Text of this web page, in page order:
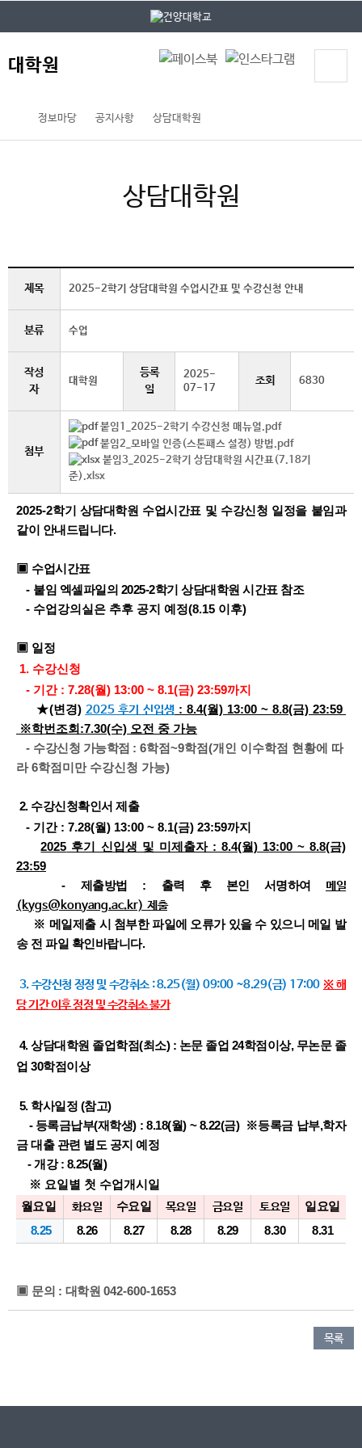
대학원
정보마당 공지사항 상담대학원
상담대학원
제목 2025-2학기 상담대학원 수업시간표 및 수강신청 안내
분류 수업
작성
자
대학원
등록
일
2025-
07-17
조회 6830
첨부
붙임1_2025-2학기 수강신청 매뉴얼.pdf
붙임2_모바일 인증(스톤패스 설정) 방법.pdf
붙임3_2025-2학기 상담대학원 시간표(7.18기
준).xlsx
2025-2학기 상담대학원 수업시간표 및 수강신청 일정을 붙임과
같이 안내드립니다.
▣ 수업시간표
- 붙임 엑셀파일의 2025-2학기 상담대학원 시간표 참조
- 수업강의실은 추후 공지 예정(8.15 이후)
▣ 일정
1. 수강신청
- 기간 : 7.28(월) 13:00 ~ 8.1(금) 23:59까지
★(변경) 2025후기 신입생 : 8.4(월) 13:00 ~ 8.8(금) 23:59
※학번조회:7.30(수) 오전 중 가능
- 수강신청 가능학점 : 6학점~9학점(개인 이수학점 현황에 따
라 6학점미만 수강신청 가능)
2. 수강신청확인서 제출
- 기간 : 7.28(월) 13:00 ~ 8.1(금) 23:59까지
2025 후기 신입생 및 미제출자 : 8.4(월) 13:00 ~ 8.8(금)
23:59
- 제출방법 : 출력 후 본인 서명하여 메일
(kygs@konyang.ac.kr) 제출
※ 메일제출 시 첨부한 파일에 오류가 있을 수 있으니 메일 발
송 전 파일 확인바랍니다.
3. 수강신청 정정 및 수강취소 : 8.25(월) 09:00 ~8.29(금) 17:00 ※ 해
당 기간 이후 정정 및 수강취소 불가
4. 상담대학원 졸업학점(최소) : 논문 졸업 24학점이상, 무논문 졸
업 30학점이상
5. 학사일정 (참고)
- 등록금납부(재학생) : 8.18(월) ~ 8.22(금) ※등록금 납부,학자
금 대출 관련 별도 공지 예정
- 개강 : 8.25(월)
※ 요일별 첫 수업개시일
​월요일
화요일 수요일 목요일 금요일 토요일
일요일
8.25
8.26 8.27 8.28 8.29 8.30 8.31
▣ 문의 : 대학원 042-600-1653
목록